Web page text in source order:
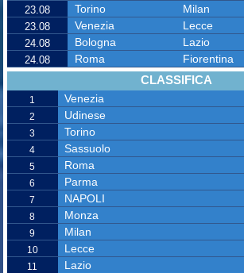
23.08
Torino Milan
23.08
Venezia Lecce
24.08
Bologna Lazio
24.08
Roma Fiorentina
CLASSIFICA
1 Venezia
2 Udinese
3 Torino
4 Sassuolo
5 Roma
6 Parma
7 NAPOLI
8 Monza
9 Milan
10 Lecce
11 Lazio